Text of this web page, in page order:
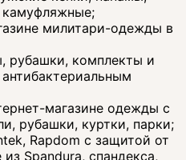
милитари-одежды в
рубашки, комплекты и
магазине одежды с
рубашки, куртки, парки;
Rapdom с защитой от
Spandura, спандекса,